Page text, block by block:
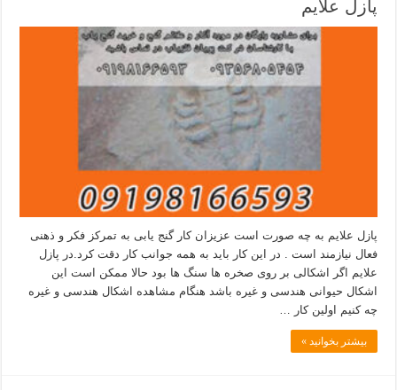
پازل علایم
پازل علایم به چه صورت است عزیزان کار گنج یابی به تمرکز فکر و ذهنی
فعال نیازمند است . در این کار باید به همه جوانب کار دقت کرد.در پازل
علایم اگر اشکالی بر روی صخره ها سنگ ها بود حالا ممکن است این
اشکال حیوانی هندسی و غیره باشد هنگام مشاهده اشکال هندسی و غیره
چه کنیم اولین کار …
بیشتر بخوانید »